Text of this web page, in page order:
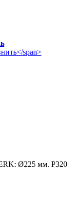
span>
Ø225 мм. Р320